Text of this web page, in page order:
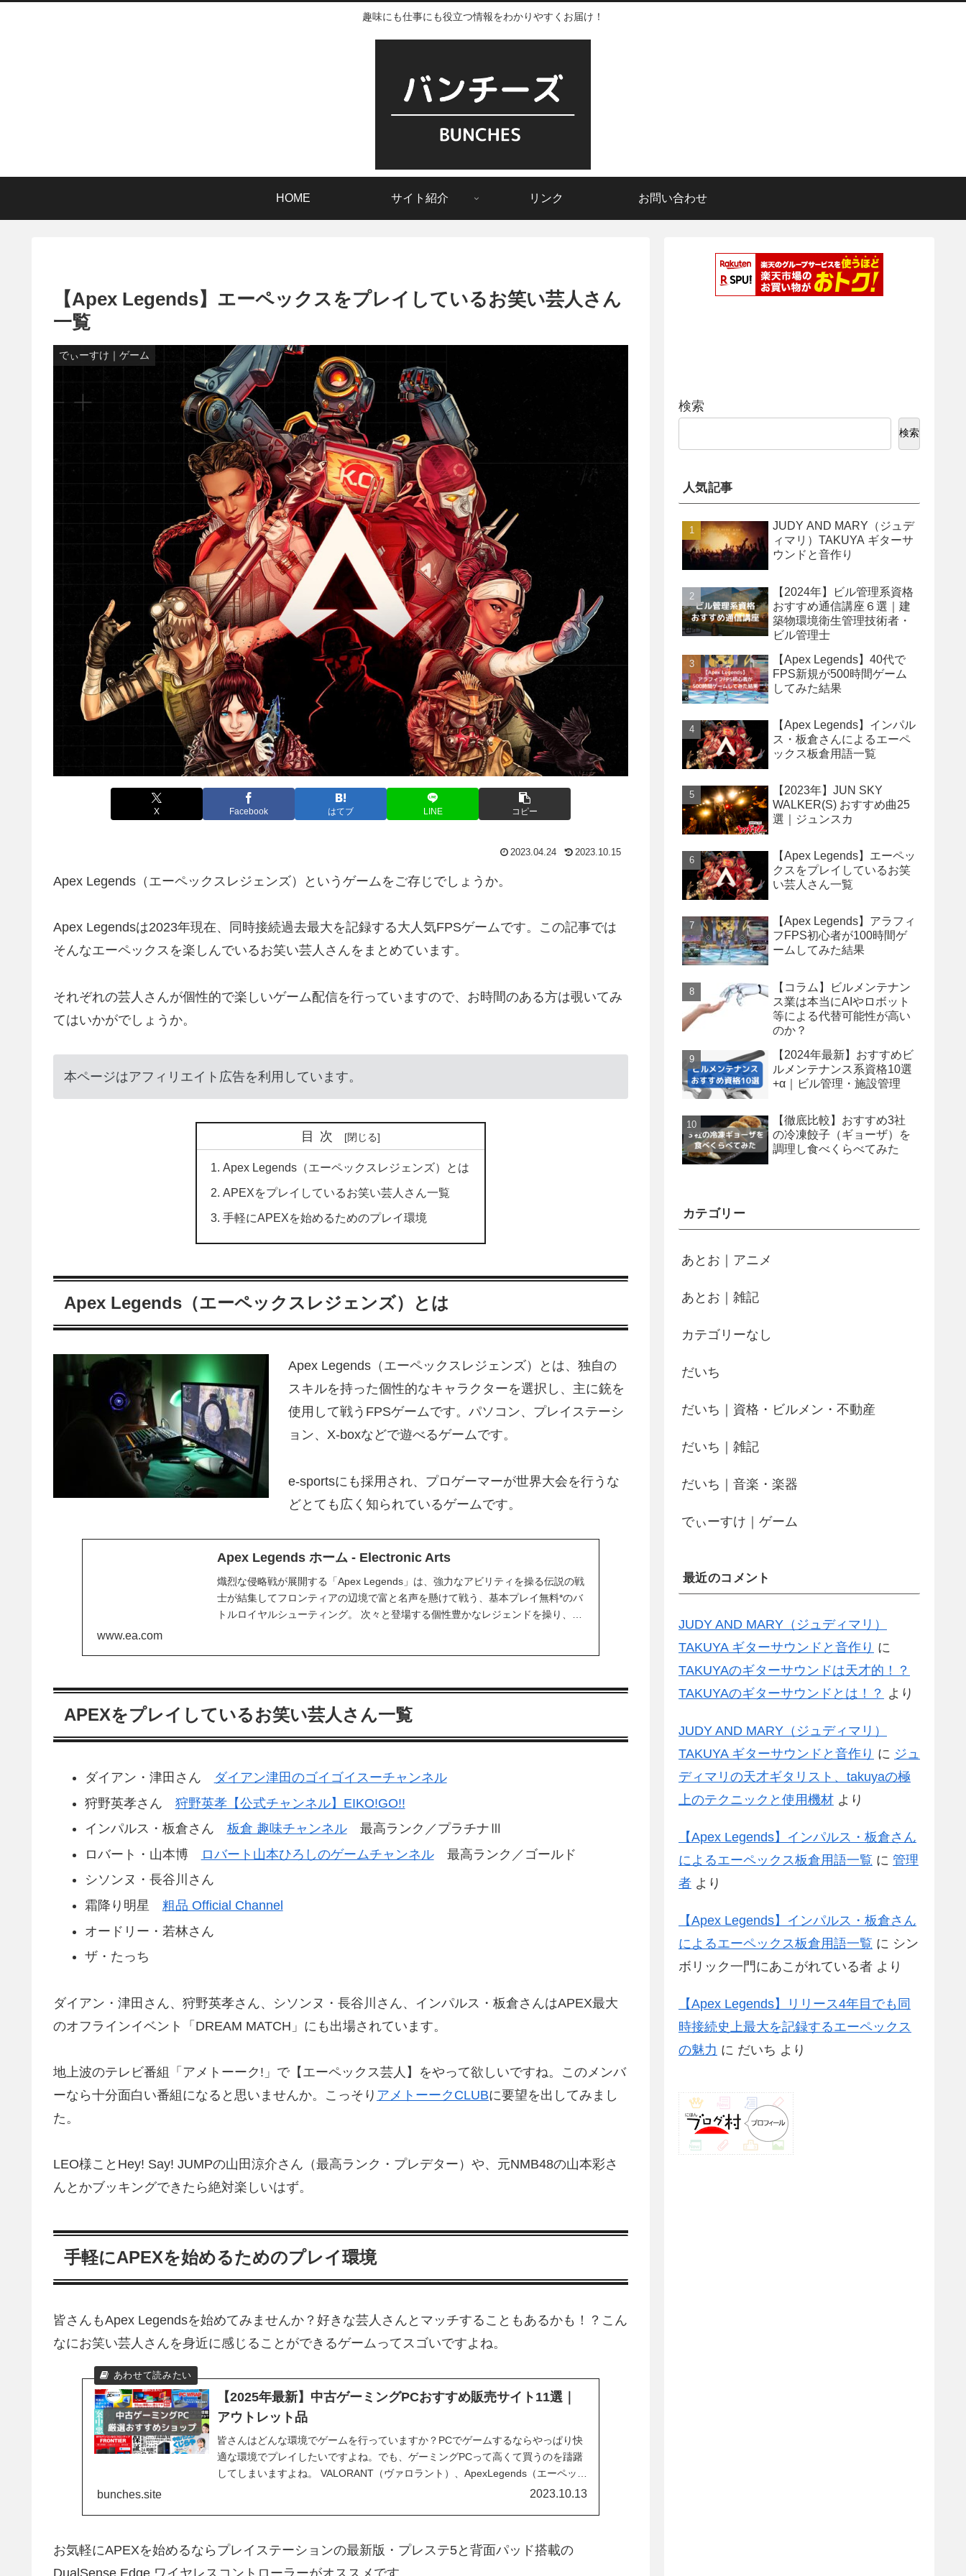
趣味にも仕事にも役立つ情報をわかりやすくお届け！
HOME サイト紹介 リンク お問い合わせ
【Apex Legends】エーペックスをプレイしているお笑い芸人さん
一覧
でぃーすけ｜ゲーム
X Facebook はてブ LINE コピー
2023.04.24 2023.10.15
Apex Legends（エーペックスレジェンズ）というゲームをご存じでしょうか。
Apex Legendsは2023年現在、同時接続過去最大を記録する大人気FPSゲームです。この記事では
そんなエーペックスを楽しんでいるお笑い芸人さんをまとめています。
それぞれの芸人さんが個性的で楽しいゲーム配信を行っていますので、お時間のある方は覗いてみ
てはいかがでしょうか。
本ページはアフィリエイト広告を利用しています。
目次
Apex Legends（エーペックスレジェンズ）とは
APEXをプレイしているお笑い芸人さん一覧
手軽にAPEXを始めるためのプレイ環境
Apex Legends（エーペックスレジェンズ）とは
Apex Legends（エーペックスレジェンズ）とは、独自の
スキルを持った個性的なキャラクターを選択し、主に銃を
使用して戦うFPSゲームです。パソコン、プレイステーシ
ョン、X-boxなどで遊べるゲームです。
e-sportsにも採用され、プロゲーマーが世界大会を行うな
どとても広く知られているゲームです。
Apex Legends ホーム - Electronic Arts
熾烈な侵略戦が展開する「Apex Legends」は、強力なアビリティを操る伝説の戦
士が結集してフロンティアの辺境で富と名声を懸けて戦う、基本プレイ無料*のバ
トルロイヤルシューティング。 次々と登場する個性豊かなレジェンドを操り、戦
www.ea.com
APEXをプレイしているお笑い芸人さん一覧
ダイアン・津田さん
ダイアン津田のゴイゴイスーチャンネル
狩野英孝さん 狩野英孝【公式チャンネル】EIKO!GO!!
インパルス・板倉さん 板倉 趣味チャンネル最高ランク／プラチナⅢ
ロバート・山本博
ロバート山本ひろしのゲームチャンネル最高ランク／ゴールド
シソンヌ・長谷川さん
霜降り明星 粗品 Official Channel
オードリー・若林さん
ザ・たっち
ダイアン・津田さん、狩野英孝さん、シソンヌ・長谷川さん、インパルス・板倉さんはAPEX最大
のオフラインイベント「DREAM MATCH」にも出場されています。
地上波のテレビ番組「アメトーーク!」で【エーペックス芸人】をやって欲しいですね。このメンバ
ーなら十分面白い番組になると思いませんか。こっそり アメトーークCLUBに要望を出してみまし
た。
LEO様ことHey! Say! JUMPの山田涼介さん（最高ランク・プレデター）や、元NMB48の山本彩さ
んとかブッキングできたら絶対楽しいはず。
手軽にAPEXを始めるためのプレイ環境
皆さんもApex Legendsを始めてみませんか？好きな芸人さんとマッチすることもあるかも！？こん
なにお笑い芸人さんを身近に感じることができるゲームってスゴいですよね。
【2025年最新】中古ゲーミングPCおすすめ販売サイト11選｜
アウトレット品
皆さんはどんな環境でゲームを行っていますか？PCでゲームするならやっぱり快
適な環境でプレイしたいですよね。でも、ゲーミングPCって高くて買うのを躊躇
してしまいますよね。 VALORANT（ヴァロラント）、ApexLegends（エーペック
bunches.site 2023.10.13
お気軽にAPEXを始めるならプレイステーションの最新版・プレステ5と背面パッド搭載の
検索
検索
人気記事
JUDY AND MARY（ジュデ
ィマリ）TAKUYA ギターサ
ウンドと音作り
【2024年】ビル管理系資格
おすすめ通信講座６選｜建
築物環境衛生管理技術者・
ビル管理士
【Apex Legends】40代で
FPS新規が500時間ゲーム
してみた結果
【Apex Legends】インパル
ス・板倉さんによるエーペ
ックス板倉用語一覧
【2023年】JUN SKY
WALKER(S) おすすめ曲25
選｜ジュンスカ
【Apex Legends】エーペッ
クスをプレイしているお笑
い芸人さん一覧
【Apex Legends】アラフィ
フFPS初心者が100時間ゲ
ームしてみた結果
【コラム】ビルメンテナン
ス業は本当にAIやロボット
等による代替可能性が高い
のか？
【2024年最新】おすすめビ
ルメンテナンス系資格10選
+α｜ビル管理・施設管理
【徹底比較】おすすめ3社
の冷凍餃子（ギョーザ）を
調理し食べくらべてみた
カテゴリー
あとお｜アニメ
あとお｜雑記
カテゴリーなし
だいち
だいち｜資格・ビルメン・不動産
だいち｜雑記
だいち｜音楽・楽器
でぃーすけ｜ゲーム
最近のコメント
JUDY AND MARY（ジュディマリ）
TAKUYA ギターサウンドと音作り に
TAKUYAのギターサウンドは天才的！？
TAKUYAのギターサウンドとは！？ より
JUDY AND MARY（ジュディマリ）
TAKUYA ギターサウンドと音作り に ジュ
ディマリの天才ギタリスト、takuyaの極
上のテクニックと使用機材 より
【Apex Legends】インパルス・板倉さん
によるエーペックス板倉用語一覧 に 管理
者 より
【Apex Legends】インパルス・板倉さん
によるエーペックス板倉用語一覧 に シン
ボリック一門にあこがれている者 より
【Apex Legends】リリース4年目でも同
時接続史上最大を記録するエーペックス
の魅力 に だいち より